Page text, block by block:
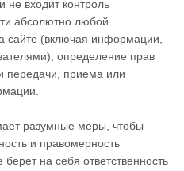
не входит контроль
абсолютно любой
(включая информации,
определение прав
передачи, приема или
разумные меры, чтобы
и правомерность
на себя ответственность